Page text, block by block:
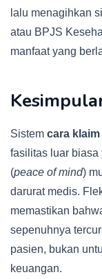
lalu menagihkan
atau BPJS
manfaat yang
Sistem cara
fasilitas luar biasa
(peace of mind)
darurat medis.
memastikan
sepenuhnya
pasien, bukan
keuangan.